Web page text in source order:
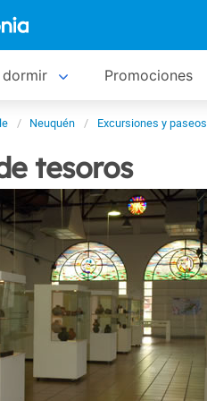
dormir Promociones
Neuquén Excursiones y paseos
tesoros